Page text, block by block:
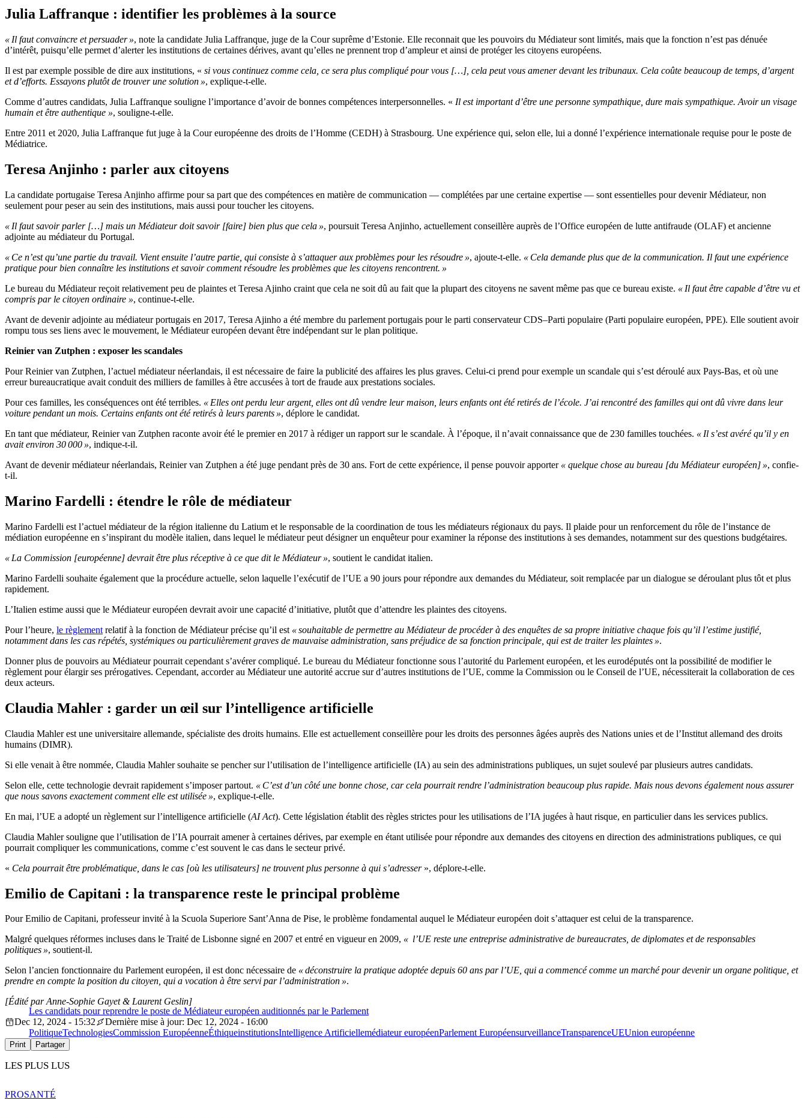
Julia Laffranque : identifier les problèmes à la source
« Il faut convaincre et persuader », note la candidate Julia Laffranque, juge de la Cour suprême d’Estonie. Elle reconnait que les pouvoirs du Médiateur sont limités, mais que la fonction n’est pas dénuée
d’intérêt, puisqu’elle permet d’alerter les institutions de certaines dérives, avant qu’elles ne prennent trop d’ampleur et ainsi de protéger les citoyens européens.
Il est par exemple possible de dire aux institutions, « si vous continuez comme cela, ce sera plus compliqué pour vous […], cela peut vous amener devant les tribunaux. Cela coûte beaucoup de temps, d’argent
et d’efforts. Essayons plutôt de trouver une solution », explique-t-elle.
Comme d’autres candidats, Julia Laffranque souligne l’importance d’avoir de bonnes compétences interpersonnelles. « Il est important d’être une personne sympathique, dure mais sympathique. Avoir un visage
humain et être authentique », souligne-t-elle.
Entre 2011 et 2020, Julia Laffranque fut juge à la Cour européenne des droits de l’Homme (CEDH) à Strasbourg. Une expérience qui, selon elle, lui a donné l’expérience internationale requise pour le poste de
Médiatrice.
Teresa Anjinho : parler aux citoyens
La candidate portugaise Teresa Anjinho affirme pour sa part que des compétences en matière de communication — complétées par une certaine expertise — sont essentielles pour devenir Médiateur, non
seulement pour peser au sein des institutions, mais aussi pour toucher les citoyens.
« Il faut savoir parler […] mais un Médiateur doit savoir [faire] bien plus que cela », poursuit Teresa Anjinho, actuellement conseillère auprès de l’Office européen de lutte antifraude (OLAF) et ancienne
adjointe au médiateur du Portugal.
« Ce n’est qu’une partie du travail. Vient ensuite l’autre partie, qui consiste à s’attaquer aux problèmes pour les résoudre », ajoute-t-elle. « Cela demande plus que de la communication. Il faut une expérience
pratique pour bien connaître les institutions et savoir comment résoudre les problèmes que les citoyens rencontrent. »
Le bureau du Médiateur reçoit relativement peu de plaintes et Teresa Ajinho craint que cela ne soit dû au fait que la plupart des citoyens ne savent même pas que ce bureau existe. « Il faut être capable d’être vu et
compris par le citoyen ordinaire », continue-t-elle.
Avant de devenir adjointe au médiateur portugais en 2017, Teresa Ajinho a été membre du parlement portugais pour le parti conservateur CDS–Parti populaire (Parti populaire européen, PPE). Elle soutient avoir
rompu tous ses liens avec le mouvement, le Médiateur européen devant être indépendant sur le plan politique.
Reinier van Zutphen : exposer les scandales
Pour Reinier van Zutphen, l’actuel médiateur néerlandais, il est nécessaire de faire la publicité des affaires les plus graves. Celui-ci prend pour exemple un scandale qui s’est déroulé aux Pays-Bas, et où une
erreur bureaucratique avait conduit des milliers de familles à être accusées à tort de fraude aux prestations sociales.
Pour ces familles, les conséquences ont été terribles. « Elles ont perdu leur argent, elles ont dû vendre leur maison, leurs enfants ont été retirés de l’école. J’ai rencontré des familles qui ont dû vivre dans leur
voiture pendant un mois. Certains enfants ont été retirés à leurs parents », déplore le candidat.
En tant que médiateur, Reinier van Zutphen raconte avoir été le premier en 2017 à rédiger un rapport sur le scandale. À l’époque, il n’avait connaissance que de 230 familles touchées. « Il s’est avéré qu’il y en
avait environ 30 000 », indique-t-il.
Avant de devenir médiateur néerlandais, Reinier van Zutphen a été juge pendant près de 30 ans. Fort de cette expérience, il pense pouvoir apporter « quelque chose au bureau [du Médiateur européen] », confie-
t-il.
Marino Fardelli : étendre le rôle de médiateur
Marino Fardelli est l’actuel médiateur de la région italienne du Latium et le responsable de la coordination de tous les médiateurs régionaux du pays. Il plaide pour un renforcement du rôle de l’instance de
médiation européenne en s’inspirant du modèle italien, dans lequel le médiateur peut désigner un enquêteur pour examiner la réponse des institutions à ses demandes, notamment sur des questions budgétaires.
« La Commission [européenne] devrait être plus réceptive à ce que dit le Médiateur », soutient le candidat italien.
Marino Fardelli souhaite également que la procédure actuelle, selon laquelle l’exécutif de l’UE a 90 jours pour répondre aux demandes du Médiateur, soit remplacée par un dialogue se déroulant plus tôt et plus
rapidement.
L’Italien estime aussi que le Médiateur européen devrait avoir une capacité d’initiative, plutôt que d’attendre les plaintes des citoyens.
Pour l’heure, le règlement relatif à la fonction de Médiateur précise qu’il est « souhaitable de permettre au Médiateur de procéder à des enquêtes de sa propre initiative chaque fois qu’il l’estime justifié,
notamment dans les cas répétés, systémiques ou particulièrement graves de mauvaise administration, sans préjudice de sa fonction principale, qui est de traiter les plaintes ».
Donner plus de pouvoirs au Médiateur pourrait cependant s’avérer compliqué. Le bureau du Médiateur fonctionne sous l’autorité du Parlement européen, et les eurodéputés ont la possibilité de modifier le
règlement pour élargir ses prérogatives. Cependant, accorder au Médiateur une autorité accrue sur d’autres institutions de l’UE, comme la Commission ou le Conseil de l’UE, nécessiterait la collaboration de ces
deux acteurs.
Claudia Mahler : garder un œil sur l’intelligence artificielle
Claudia Mahler est une universitaire allemande, spécialiste des droits humains. Elle est actuellement conseillère pour les droits des personnes âgées auprès des Nations unies et de l’Institut allemand des droits
humains (DIMR).
Si elle venait à être nommée, Claudia Mahler souhaite se pencher sur l’utilisation de l’intelligence artificielle (IA) au sein des administrations publiques, un sujet soulevé par plusieurs autres candidats.
Selon elle, cette technologie devrait rapidement s’imposer partout. « C’est d’un côté une bonne chose, car cela pourrait rendre l’administration beaucoup plus rapide. Mais nous devons également nous assurer
que nous savons exactement comment elle est utilisée », explique-t-elle.
En mai, l’UE a adopté un règlement sur l’intelligence artificielle (AI Act). Cette législation établit des règles strictes pour les utilisations de l’IA jugées à haut risque, en particulier dans les services publics.
Claudia Mahler souligne que l’utilisation de l’IA pourrait amener à certaines dérives, par exemple en étant utilisée pour répondre aux demandes des citoyens en direction des administrations publiques, ce qui
pourrait compliquer les communications, comme c’est souvent le cas dans le secteur privé.
« Cela pourrait être problématique, dans le cas [où les utilisateurs] ne trouvent plus personne à qui s’adresser», déplore-t-elle.
Emilio de Capitani : la transparence reste le principal problème
Pour Emilio de Capitani, professeur invité à la Scuola Superiore Sant’Anna de Pise, le problème fondamental auquel le Médiateur européen doit s’attaquer est celui de la transparence.
Malgré quelques réformes incluses dans le Traité de Lisbonne signé en 2007 et entré en vigueur en 2009, « l’UE reste une entreprise administrative de bureaucrates, de diplomates et de responsables
politiques », soutient-il.
Selon l’ancien fonctionnaire du Parlement européen, il est donc nécessaire de « déconstruire la pratique adoptée depuis 60 ans par l’UE, qui a commencé comme un marché pour devenir un organe politique, et
prendre en compte la position du citoyen, qui a vocation à être servi par l’administration ».
Les candidats pour reprendre le poste de Médiateur européen auditionnés par le Parlement
[Édité par Anne-Sophie Gayet & Laurent Geslin]
Dec 12, 2024 - 15:32
Dernière mise à jour: Dec 12, 2024 - 16:00
PolitiqueTechnologiesCommission EuropéenneÉthiqueinstitutionsIntelligence Artificiellemédiateur européenParlement EuropéensurveillanceTransparenceUEUnion européenne
Print Partager
LES PLUS LUS
PROSANTÉ